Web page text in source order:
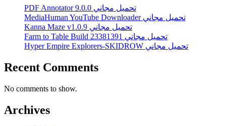
PDF Annotator 9.0.0 تحميل مجاني
MediaHuman YouTube Downloader تحميل مجاني
Kanna Maze v1.0.9 تحميل مجاني
Farm to Table Build 23381391 تحميل مجاني
Hyper Empire Explorers-SKIDROW تحميل مجاني
Recent Comments
No comments to show.
Archives